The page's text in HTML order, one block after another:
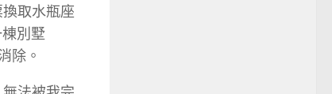
取水瓶座
別墅
除。